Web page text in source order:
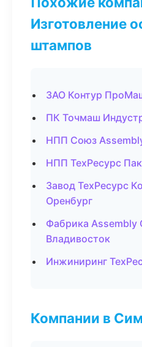
Изготовление
штампов
ЗАО Контур
ПК Точмаш
НПП Союз
НПП ТехРесурс
Завод ТехРесурс
Оренбург
Фабрика
Владивосток
Инжиниринг
Компании в